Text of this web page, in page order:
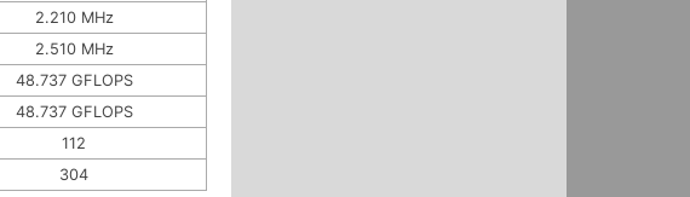
2.210 MHz
2.510 MHz
48.737 GFLOPS
48.737 GFLOPS
112
304